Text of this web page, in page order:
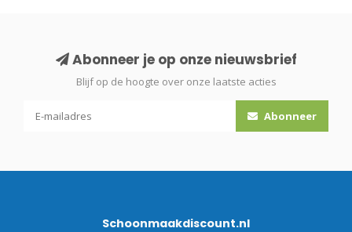
Abonneer je op onze nieuwsbrief
Blijf op de hoogte over onze laatste acties
Abonneer
Schoonmaakdiscount.nl